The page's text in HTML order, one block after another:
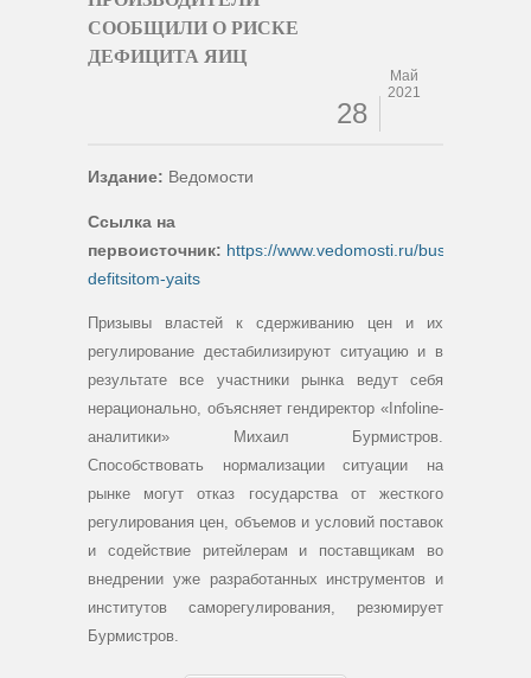
СООБЩИЛИ О РИСКЕ
ДЕФИЦИТА ЯИЦ
28
Май
2021
Издание: Ведомости
Ссылка на
первоисточник: https://www.vedomosti.ru/business/
defitsitom-yaits
Призывы властей к сдерживанию цен и их
регулирование дестабилизируют ситуацию и в
результате все участники рынка ведут себя
нерационально, объясняет гендиректор «Infoline-
аналитики» Михаил Бурмистров.
Способствовать нормализации ситуации на
рынке могут отказ государства от жесткого
регулирования цен, объемов и условий поставок
и содействие ритейлерам и поставщикам во
внедрении уже разработанных инструментов и
институтов саморегулирования, резюмирует
Бурмистров.